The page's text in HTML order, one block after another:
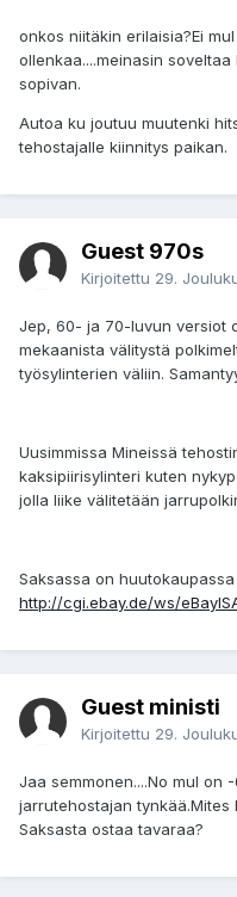
onkos niitäkin erilaisia?Ei
ollenkaa....meinasin
sopivan.
Autoa ku joutuu muutenki
tehostajalle kiinnitys paikan.
Guest 970s
Kirjoitettu 29.
Jep, 60- ja 70-luvun versiot
mekaanista välitystä
työsylinterien väliin.
Uusimmissa Mineissä
kaksipiirisylinteri kuten
jolla liike välitetään
Saksassa on
http://cgi.ebay.de/ws/
Guest ministi
Kirjoitettu 29.
Jaa semmonen....No mul on
jarrutehostajan
Saksasta ostaa tavaraa?